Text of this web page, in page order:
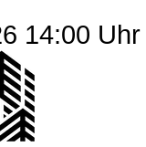
14:00 Uhr